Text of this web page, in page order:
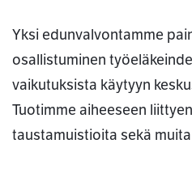
Yksi edunvalvontamme
osallistuminen
vaikutuksista käytyyn
Tuotimme aiheeseen
taustamuistioita sekä